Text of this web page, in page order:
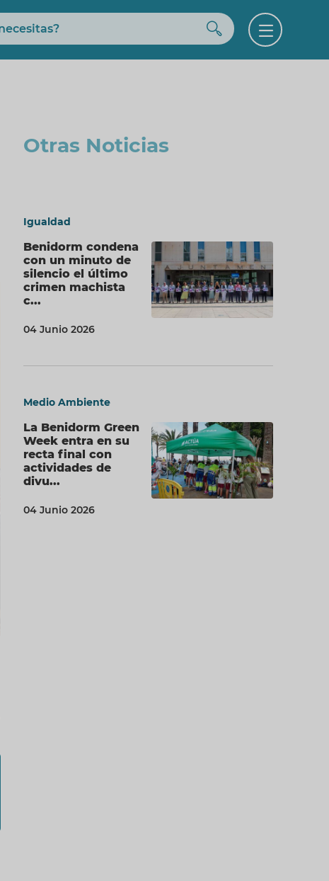
Buscar
Open
Otras Noticias
Igualdad
Benidorm condena
con un minuto de
silencio el último
crimen machista
c...
04 Junio 2026
Medio Ambiente
La Benidorm Green
Week entra en su
recta final con
actividades de
divu...
04 Junio 2026